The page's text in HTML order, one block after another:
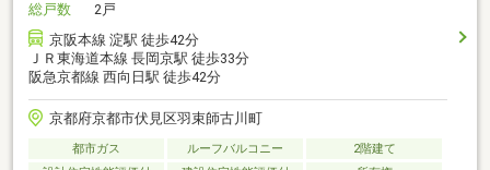
総戸数
2戸
京阪本線 淀駅 徒歩42分
ＪＲ東海道本線 長岡京駅 徒歩33分
阪急京都線 西向日駅 徒歩42分
京都府京都市伏見区羽束師古川町
都市ガス ルーフバルコニー
2階建て